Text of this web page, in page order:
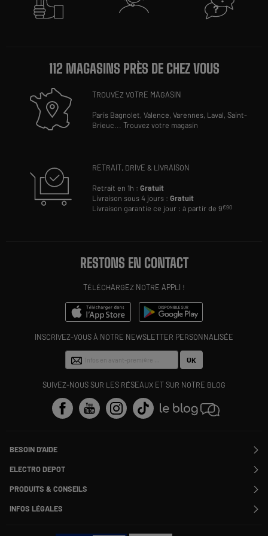
112 MAGASINS PRÈS DE CHEZ VOUS
TROUVEZ VOTRE MAGASIN
Paris Bagnolet,Valence,Varennes, Laval,Saint-
Brieuc...Trouvez votre magasin
RETRAIT, DRIVE & LIVRAISON
Retrait en 1h :Gratuit
Livraison sous 4 jours :Gratuit
Livraison garantie ce jour : à partir de 9€90
RESTONS EN CONTACT
TÉLÉCHARGEZ NOTRE APPLI !
INSCRIVEZ-VOUS À NOTRE NEWSLETTER PERSONNALISÉE
OK
SUIVEZ-NOUS SUR LES RÉSEAUX ET SUR NOTRE BLOG
BESOIN D'AIDE
Suivre ma commande
Modifier ou annuler ma commande
SAV
Payer en plusieurs fois
ELECTRO DEPOT
Rejoignez-nous !
PRODUITS & CONSEILS
Nos marques
Les avis du site
INFOS LÉGALES